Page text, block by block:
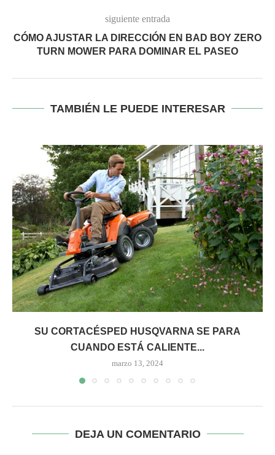
siguiente entrada
CÓMO AJUSTAR LA DIRECCIÓN EN BAD BOY ZERO
TURN MOWER PARA DOMINAR EL PASEO
TAMBIÉN LE PUEDE INTERESAR
SU CORTACÉSPED HUSQVARNA SE PARA
CUANDO ESTÁ CALIENTE...
marzo 13, 2024
DEJA UN COMENTARIO